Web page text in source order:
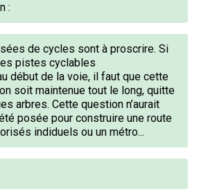
:
de cycles sont à proscrire. Si
pistes cyclables
début de la voie, il faut que cette
soit maintenue tout le long, quitte
arbres. Cette question n’aurait
posée pour construire une route
indiduels ou un métro...